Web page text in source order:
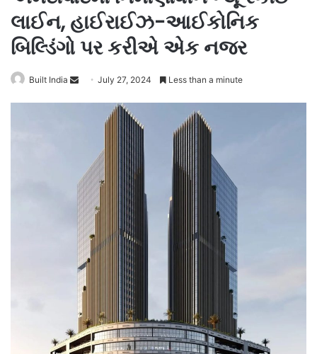
લાઈન, હાઈરાઈઝ-આઈકોનિક
બિલ્ડિંગો પર કરીએ એક નજર
Built India
SendJuly 27, 2024 Less than a minute